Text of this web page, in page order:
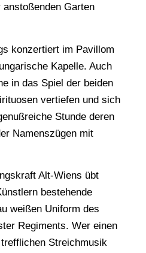
Garten
konzertiert im Pavillom
Kapelle. Auch
in das Spiel der beiden
vertiefen und sich
Stunde deren
Namenszügen mit
Alt-Wiens übt
bestehende
weißen Uniform des
Regiments. Wer einen
Streichmusik